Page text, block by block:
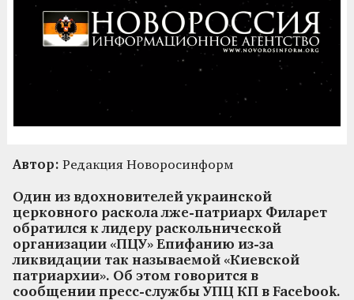
Автор: Редакция Новоросинформ
Один из вдохновителей украинской
церковного раскола лже-патриарх Филарет
обратился к лидеру раскольнической
организации «ПЦУ» Епифанию из-за
ликвидации так называемой «Киевской
патриархии». Об этом говорится в
сообщении пресс-службы УПЦ КП в Facebook.